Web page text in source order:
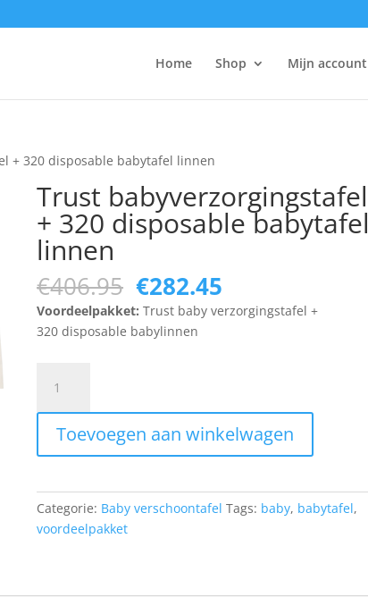
Home Shop Mijn account
+ 320 disposable babytafel linnen
Trust babyverzorgingstafel
+ 320 disposable babytafel
linnen
€406.95 Original
price
was:
€406.95.
€282.45
price
is:
Voordeelpakket:Trust baby verzorgingstafel +
320 disposable babylinnen
babyverzorgingstafel
+
320
disposable
linnen
quantity
Toevoegen aan winkelwagen
Categorie: Baby verschoontafel Tags: baby, babytafel,
voordeelpakket